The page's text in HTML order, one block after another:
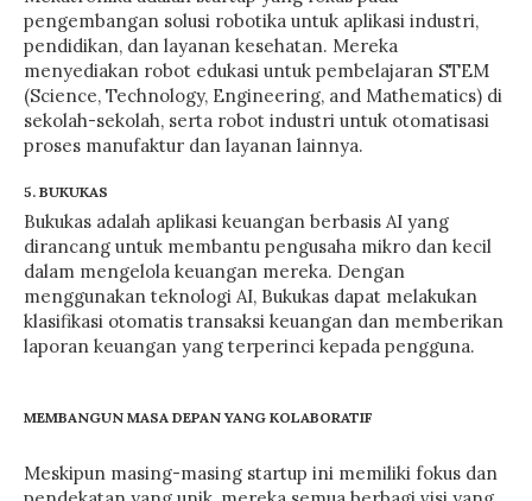
pengembangan solusi robotika untuk aplikasi industri,
pendidikan, dan layanan kesehatan. Mereka
menyediakan robot edukasi untuk pembelajaran STEM
(Science, Technology, Engineering, and Mathematics) di
sekolah-sekolah, serta robot industri untuk otomatisasi
proses manufaktur dan layanan lainnya.
5. BUKUKAS
Bukukas adalah aplikasi keuangan berbasis AI yang
dirancang untuk membantu pengusaha mikro dan kecil
dalam mengelola keuangan mereka. Dengan
menggunakan teknologi AI, Bukukas dapat melakukan
klasifikasi otomatis transaksi keuangan dan memberikan
laporan keuangan yang terperinci kepada pengguna.
MEMBANGUN MASA DEPAN YANG KOLABORATIF
Meskipun masing-masing startup ini memiliki fokus dan